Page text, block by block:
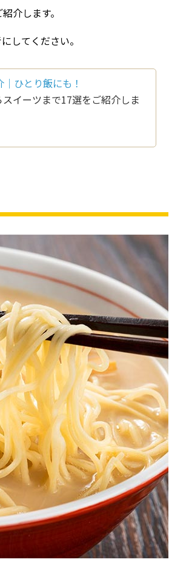
介します。
してください。
ひとり飯にも！
イーツまで17選をご紹介しま